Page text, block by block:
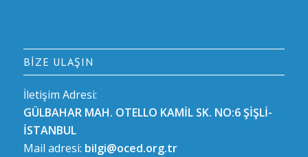
BIZE ULAŞIN
İletişim Adresi:
GÜLBAHAR MAH. OTELLO KAMİL SK. NO:6 ŞİŞLİ-
İSTANBUL
Mail adresi: bilgi@oced.org.tr